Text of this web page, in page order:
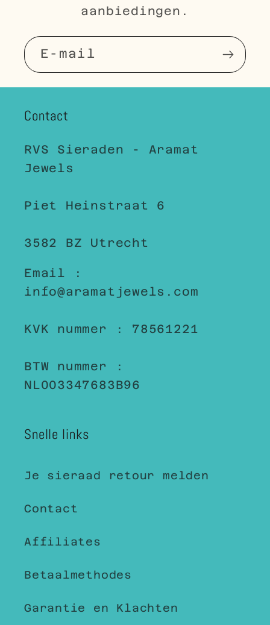
aanbiedingen.
E‑mail
Contact
RVS Sieraden - Aramat
Jewels
Piet Heinstraat 6
3582 BZ Utrecht
Email :
info@aramatjewels.com
KVK nummer : 78561221
BTW nummer :
NL003347683B96
Snelle links
Je sieraad retour melden
Contact
Affiliates
Betaalmethodes
Garantie en Klachten